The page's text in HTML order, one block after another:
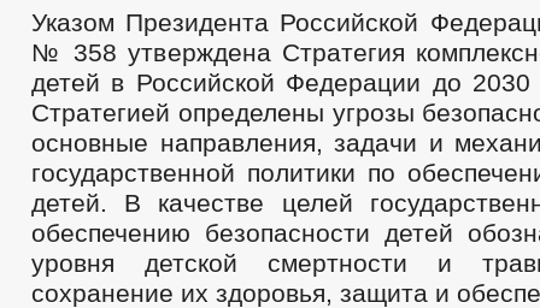
Указом Президента Российской
№ 358 утверждена Стратегия
детей в Российской Федерации до 2030
Стратегией определены угрозы
основные направления, задачи и
государственной политики по
детей. В качестве целей
обеспечению безопасности детей
уровня детской смертности и
сохранение их здоровья, защита и